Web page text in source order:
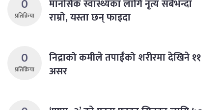
0
प्रतिक्रिया
मानसिक स्वास्थ्यका लागि नृत्य सबैभन्दा
राम्रो, यस्ता छन् फाइदा
0
प्रतिक्रिया
निद्राको कमीले तपाईँको शरीरमा देखिने ११
असर